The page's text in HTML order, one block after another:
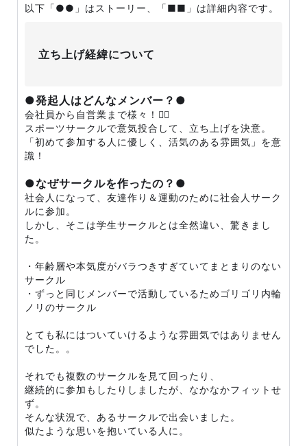
以下「●●」はストーリー、「■■」は詳細内容です。
立ち上げ経緯について
●発起人はどんなメンバー？●
会社員から自営業まで様々！🙆‍♀️
スポーツサークルで意気投合して、立ち上げを決意。
「初めて参加する人に優しく、活気のある雰囲気」を意
識！
●なぜサークルを作ったの？●
社会人になって、友達作り＆運動のために社会人サーク
ルに参加。
しかし、そこは学生サークルとは全然違い、驚きまし
た。
・年齢層や本気度がバラつきすぎていてまとまりのない
サークル
・ずっと同じメンバーで活動しているためゴリゴリ内輪
ノリのサークル
とても私にはついていけるような雰囲気ではありません
でした。。
それでも複数のサークルを見て回ったり、
継続的に参加もしたりしましたが、なかなかフィットせ
ず。
そんな状況で、あるサークルで出会いました。
似たような思いを抱いている人に。